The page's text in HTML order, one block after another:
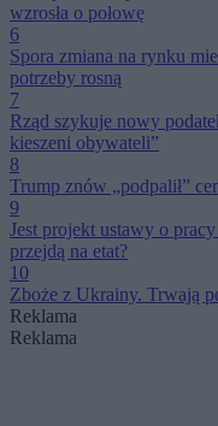
wzrosła o połowę
6
Spora zmiana na rynku
potrzeby rosną
7
Rząd szykuje nowy
kieszeni obywateli”
8
Trump znów „podpalił”
9
Jest projekt ustawy o
przejdą na etat?
10
Zboże z Ukrainy. Trwają
Reklama
Reklama